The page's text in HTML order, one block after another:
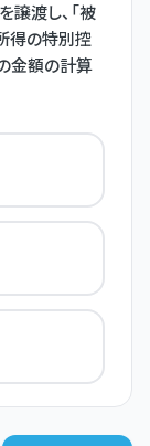
渡し、「被
得の特別控
金額の計算